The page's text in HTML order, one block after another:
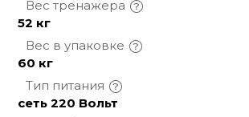
Вес тренажера
52 кг
Вес в упаковке
60 кг
Тип питания
сеть 220 Вольт